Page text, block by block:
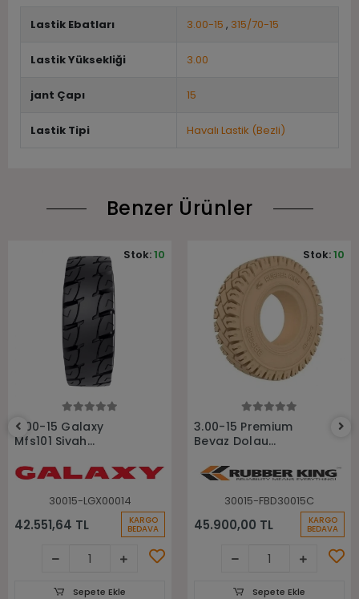
Lastik Ebatları 3.00-15 , 315/70-15
Lastik Yüksekliği 3.00
jant Çapı 15
Lastik Tipi Havalı Lastik (Bezli)
Benzer Ürünler
3.00-15 Galaxy
Mfs101 Siyah
Forklift Lastiği
30015-LGX00014
42.551,64 TL KARGO
BEDAVA
Stok:10
Sepete Ekle
3.00-15 Premium
Beyaz Dolgu
Forklift Lastiği
30015-FBD30015C
45.900,00 TL KARGO
BEDAVA
Stok:10
Sepete Ekle